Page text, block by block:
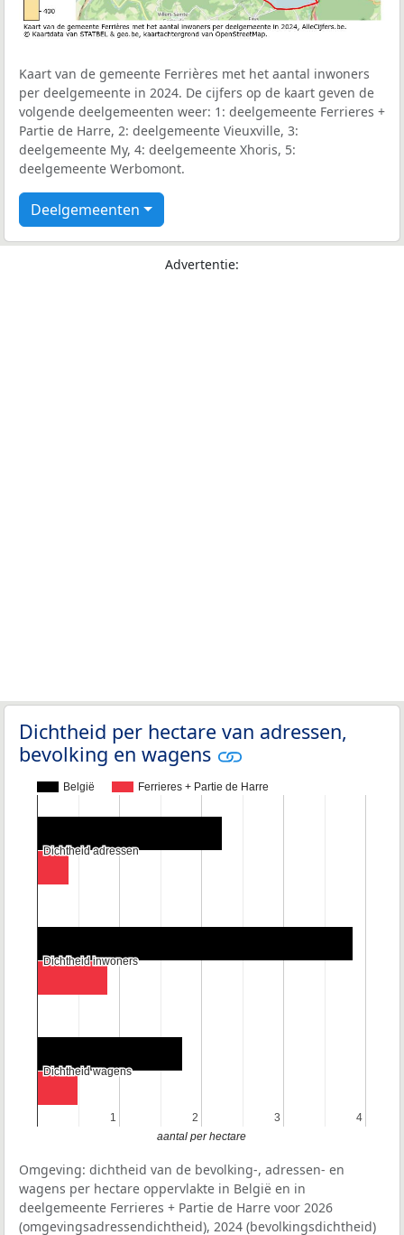
Kaart van de gemeente Ferrières met het aantal inwoners
per deelgemeente in 2024. De cijfers op de kaart geven de
volgende deelgemeenten weer: 1: deelgemeente Ferrieres +
Partie de Harre, 2: deelgemeente Vieuxville, 3:
deelgemeente My, 4: deelgemeente Xhoris, 5:
deelgemeente Werbomont.
Deelgemeenten
Advertentie:
Dichtheid per hectare van adressen,
bevolking en wagens
België Ferrieres + Partie de Harre
1
1 2
2 3
3 4
4
Dichtheid adressen
Dichtheid adressen
Dichtheid inwoners
Dichtheid inwoners
Dichtheid wagens
Dichtheid wagens
aantal per hectare
Omgeving: dichtheid van de bevolking-, adressen- en
wagens per hectare oppervlakte in België en in
deelgemeente Ferrieres + Partie de Harre voor 2026
(omgevingsadressendichtheid), 2024 (bevolkingsdichtheid)